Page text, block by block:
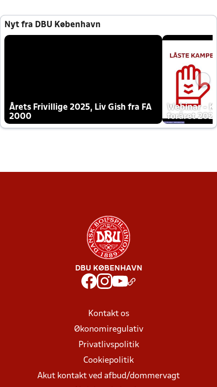
Nyt fra DBU København
Årets Frivillige 2025, Liv Gish fra FA
2000
Webinar -
foråret
DBU KØBENHAVN
Kontakt os
Økonomiregulativ
Privatlivspolitik
Cookiepolitik
Akut kontakt ved afbud/dommervagt